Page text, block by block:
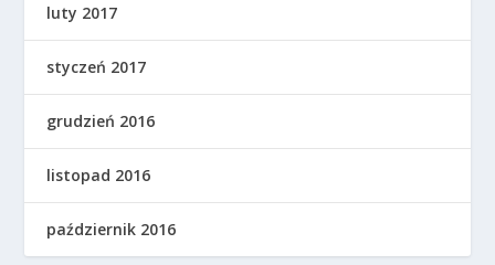
luty 2017
styczeń 2017
grudzień 2016
listopad 2016
październik 2016